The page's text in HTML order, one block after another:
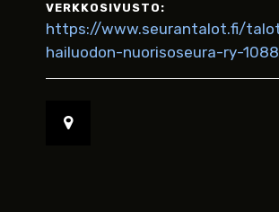
VERKKOSIVUSTO:
https://www.seurantalot.fi/
hailuodon-nuorisoseura-ry-1088